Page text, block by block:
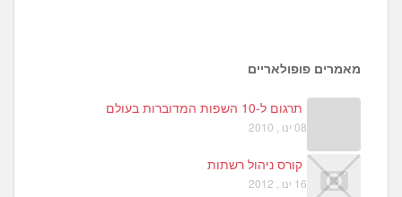
מאמרים פופולאריים
תרגום ל-10 השפות המדוברות בעולם
08 ינו , 2010
קורס ניהול רשתות
16 ינו , 2012